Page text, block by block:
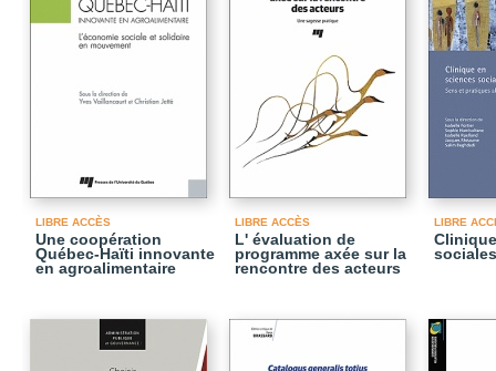
LIBRE ACCÈS
Une coopération
Québec-Haïti innovante
en agroalimentaire
LIBRE ACCÈS
L' évaluation de
programme axée sur la
rencontre des acteurs
LIBRE
sociales